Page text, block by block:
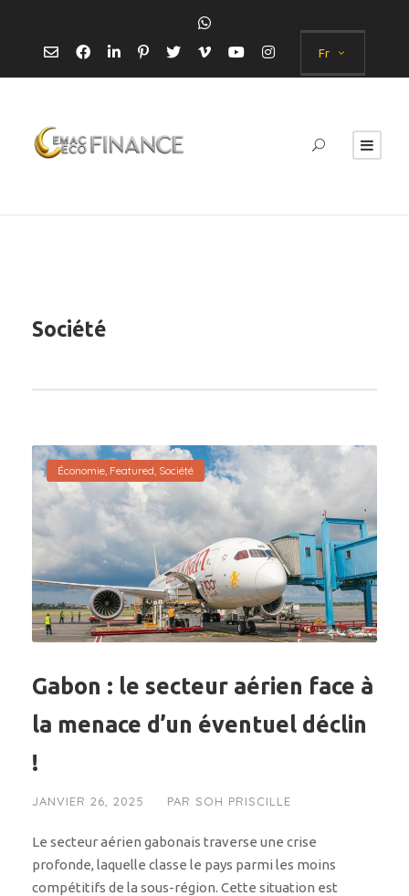
Fr
Société
Économie, Featured, Société
Gabon : le secteur aérien face à
la menace d’un éventuel déclin
!
JANVIER 26, 2025 PAR SOH PRISCILLE
Le secteur aérien gabonais traverse une crise
profonde, laquelle classe le pays parmi les moins
compétitifs de la sous-région. Cette situation est